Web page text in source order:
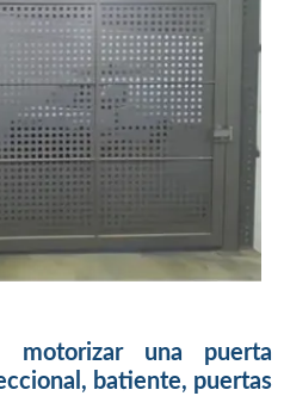
motorizar una puerta
batiente, puertas